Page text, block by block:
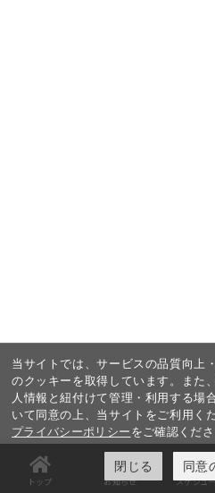
トップ お知らせ スケジュ
当サイトでは、サービスの品質向上
のクッキーを取得しています。また
人情報と紐付けて管理・利用する場
いて同意の上、当サイトをご利用く
プライバシーポリシーをご確認くださ
閉じる 同意